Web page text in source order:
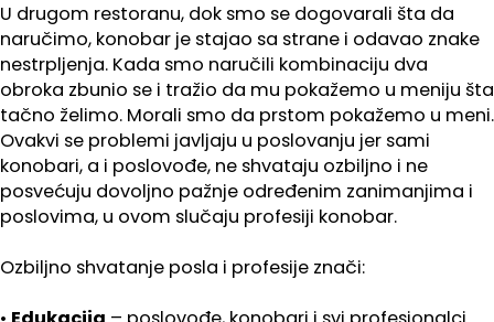
U drugom restoranu, dok smo se dogovarali šta da
naručimo, konobar je stajao sa strane i odavao znake
nestrpljenja. Kada smo naručili kombinaciju dva
obroka zbunio se i tražio da mu pokažemo u meniju šta
tačno želimo. Morali smo da prstom pokažemo u meni.
Ovakvi se problemi javljaju u poslovanju jer sami
konobari, a i poslovođe, ne shvataju ozbiljno i ne
posvećuju dovoljno pažnje određenim zanimanjima i
poslovima, u ovom slučaju profesiji konobar.
Ozbiljno shvatanje posla i profesije znači: